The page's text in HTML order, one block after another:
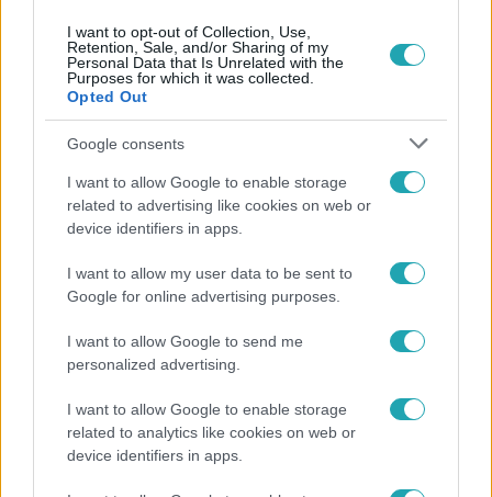
I want to opt-out of Collection, Use,
Retention, Sale, and/or Sharing of my
Personal Data that Is Unrelated with the
Purposes for which it was collected.
Opted Out
Google consents
I want to allow Google to enable storage
related to advertising like cookies on web or
device identifiers in apps.
I want to allow my user data to be sent to
Google for online advertising purposes.
I want to allow Google to send me
personalized advertising.
I want to allow Google to enable storage
related to analytics like cookies on web or
device identifiers in apps.
Népszerű
Bódi Guszti és Margó büszkén jelentették be: